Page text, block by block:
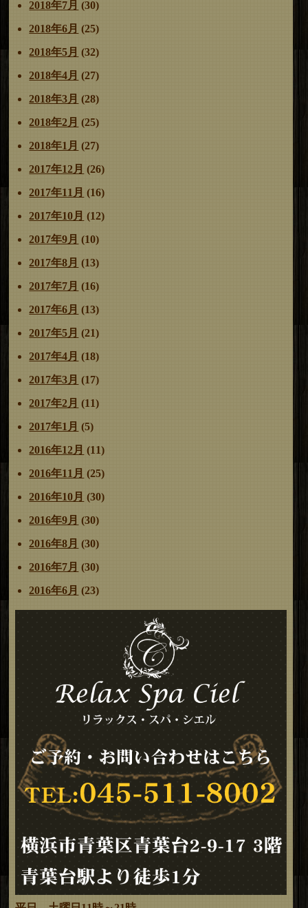
2018年7月 (30)
2018年6月 (25)
2018年5月 (32)
2018年4月 (27)
2018年3月 (28)
2018年2月 (25)
2018年1月 (27)
2017年12月 (26)
2017年11月 (16)
2017年10月 (12)
2017年9月 (10)
2017年8月 (13)
2017年7月 (16)
2017年6月 (13)
2017年5月 (21)
2017年4月 (18)
2017年3月 (17)
2017年2月 (11)
2017年1月 (5)
2016年12月 (11)
2016年11月 (25)
2016年10月 (30)
2016年9月 (30)
2016年8月 (30)
2016年7月 (30)
2016年6月 (23)